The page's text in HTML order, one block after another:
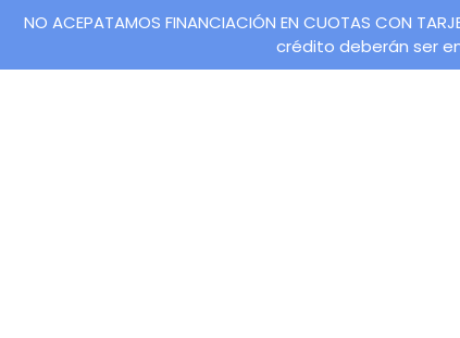
NO ACEPATAMOS FINANCIACIÓN EN CUOTAS CON
crédito deberán ser en